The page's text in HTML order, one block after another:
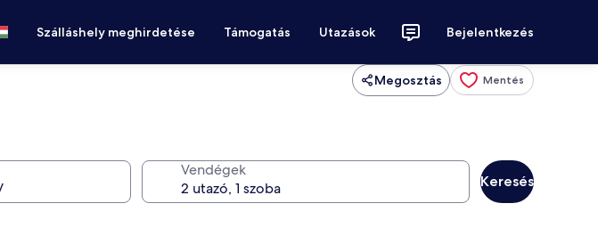
Szálláshely meghirdetése Támogatás Utazások Bejelentkezés
Megosztás Mentés
Vendégek
Keresés